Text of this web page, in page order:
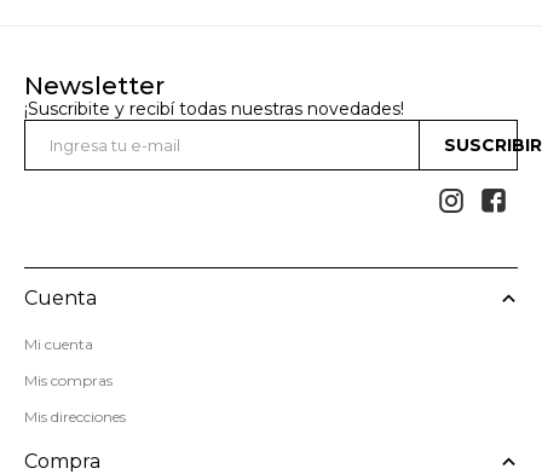
Newsletter
¡Suscribite y recibí todas nuestras novedades!
 
Cuenta
Mi cuenta
Mis compras
Mis direcciones
Compra